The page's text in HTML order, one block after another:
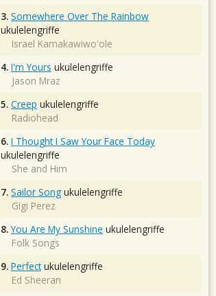
3. Somewhere Over The Rainbow
ukulelengriffe
Israel Kamakawiwo'ole
4. I'm Yours ukulelengriffe
Jason Mraz
5. Creep ukulelengriffe
Radiohead
6. I Thought I Saw Your Face Today
ukulelengriffe
She and Him
7. Sailor Song ukulelengriffe
Gigi Perez
8. You Are My Sunshine ukulelengriffe
Folk Songs
9. Perfectukulelengriffe
Ed Sheeran